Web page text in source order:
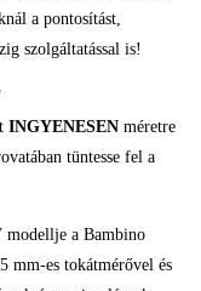
a pontosítást,
szolgáltatással is!
INGYENESEN méretre
tüntesse fel a
modellje a Bambino
mm-es tokátmérővel és